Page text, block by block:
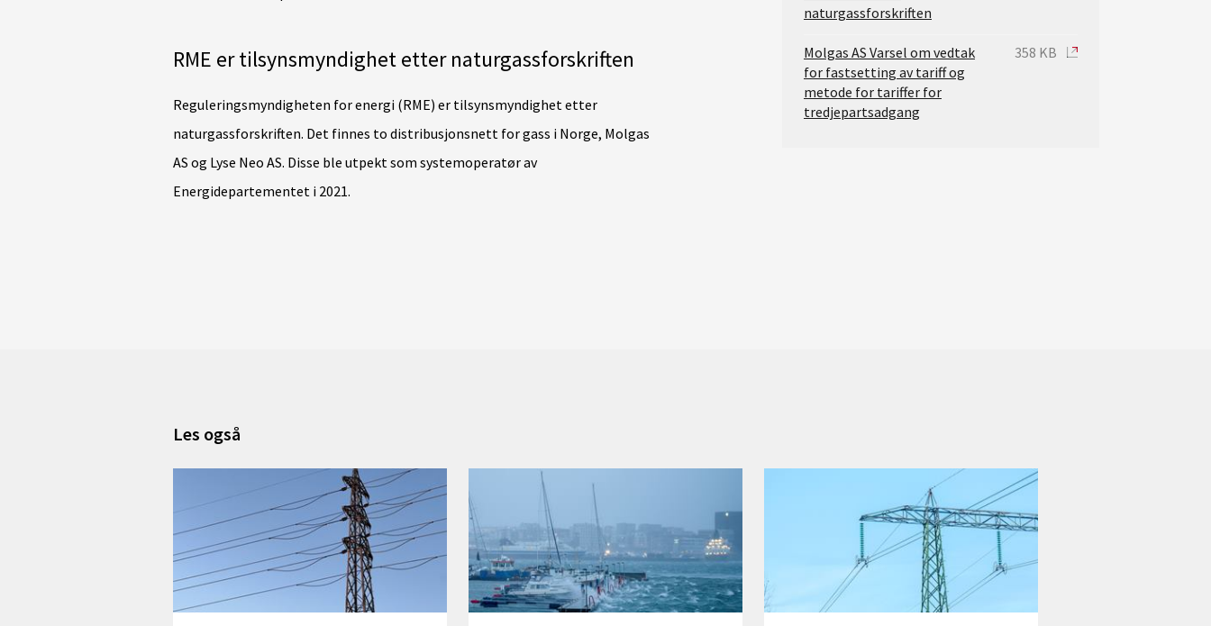
RME er tilsynsmyndighet etter naturgassforskriften
Reguleringsmyndigheten for energi (RME) er tilsynsmyndighet etter
naturgassforskriften. Det finnes to distribusjonsnett for gass i Norge, Molgas
AS og Lyse Neo AS. Disse ble utpekt som systemoperatør av
Energidepartementet i 2021.
naturgassforskriften
Molgas AS Varsel om vedtak
for fastsetting av tariff og
metode for tariffer for
tredjepartsadgang
358 KB
Les også